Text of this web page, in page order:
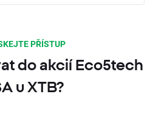
PŘÍSTUP
do akcií Eco5tech
u XTB?